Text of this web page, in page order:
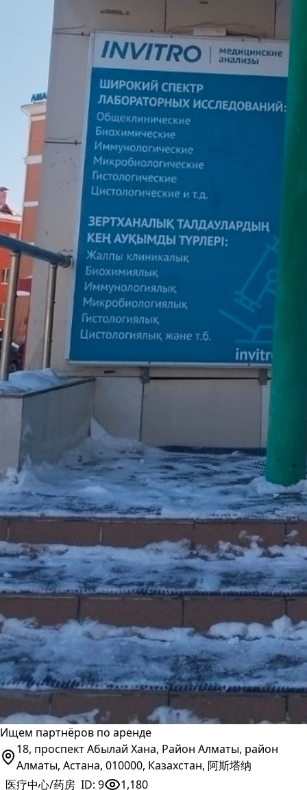
Ищем партнёров по аренде
18, проспект Абылай Хана, Район Алматы, район
Алматы, Астана, 010000, Казахстан, 阿斯塔纳
医疗中心/药房 ID: 9 1,180